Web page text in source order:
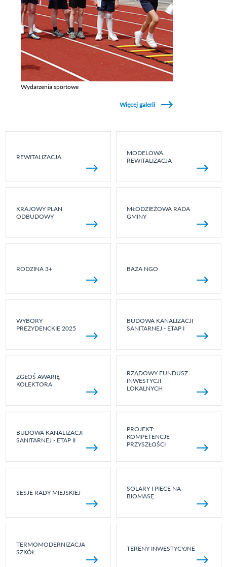
Wydarzenia sportowe
Więcej galerii
REWITALIZACJA
MODELOWA
REWITALIZACJA
KRAJOWY PLAN
ODBUDOWY
MŁODZIEŻOWA RADA
GMINY
RODZINA 3+ BAZA NGO
WYBORY
PREZYDENCKIE 2025
BUDOWA KANALIZACJI
SANITARNEJ - ETAP I
ZGŁOŚ AWARIĘ
KOLEKTORA
RZĄDOWY FUNDUSZ
INWESTYCJI
LOKALNYCH
BUDOWA KANALIZACJI
SANITARNEJ - ETAP II
PROJEKT:
KOMPETENCJE
PRZYSZŁOŚCI
SESJE RADY MIEJSKIEJ
SOLARY I PIECE NA
BIOMASĘ
TERMOMODERNIZACJA
SZKÓŁ
TERENY INWESTYCYJNE